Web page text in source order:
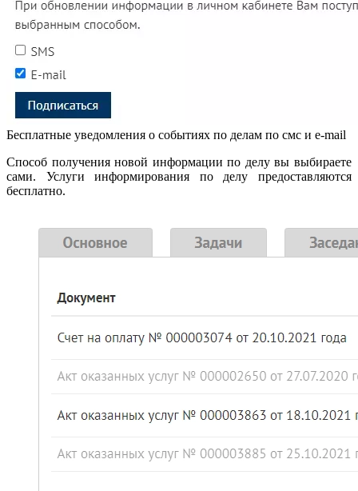
Бесплатные уведомления о событиях по делам по смс и e-mail
Способ получения новой информации по делу вы выбираете
сами. Услуги информирования по делу предоставляются
бесплатно.